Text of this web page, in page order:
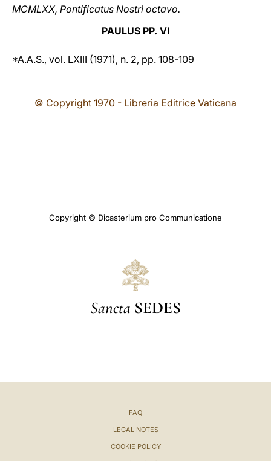
MCMLXX, Pontificatus Nostri octavo.
PAULUS PP. VI
*A.A.S., vol. LXIII (1971), n. 2, pp. 108-109
© Copyright 1970 - Libreria Editrice Vaticana
Copyright © Dicasterium pro Communicatione
Sancta SEDES
FAQ
LEGAL NOTES
COOKIE POLICY